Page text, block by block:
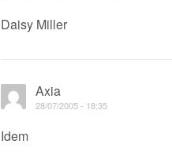
Daisy Miller
Axia
28/07/2005 - 18:35
Idem